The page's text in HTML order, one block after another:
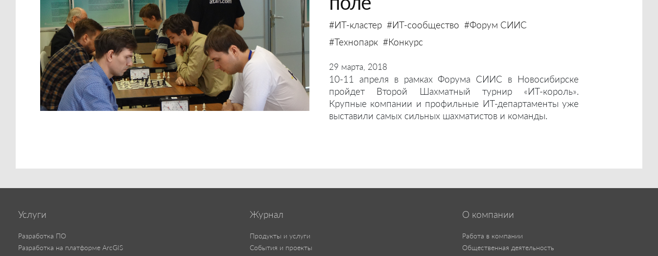
#ИТ-кластер #ИТ-сообщество #Форум СИИС
#Технопарк #Конкурс
29 марта, 2018
10-11 апреля в рамках Форума СИИС в Новосибирске
пройдет Второй Шахматный турнир «ИТ-король».
Крупные компании и профильные ИТ-департаменты уже
выставили самых сильных шахматистов и команды.
Услуги
Разработка ПО
Разработка на платформе ArcGIS
Журнал
Продукты и услуги
События и проекты
О компании
Работа в компании
Общественная деятельность